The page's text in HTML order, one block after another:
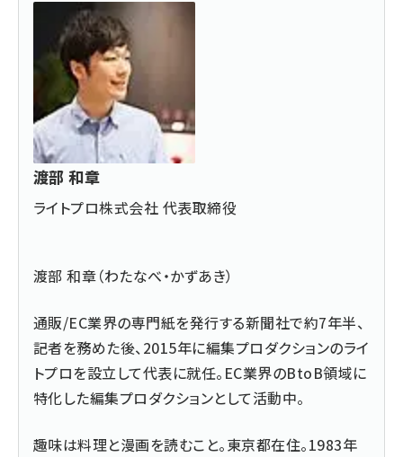
渡部 和章
ライトプロ株式会社 代表取締役
渡部 和章（わたなべ・かずあき）
通販/EC業界の専門紙を発行する新聞社で約7年半、
記者を務めた後、2015年に編集プロダクションのライ
トプロを設立して代表に就任。EC業界のBtoB領域に
特化した編集プロダクションとして活動中。
趣味は料理と漫画を読むこと。東京都在住。1983年